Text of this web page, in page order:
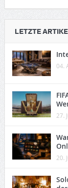
LETZTE
04.
27.
20.